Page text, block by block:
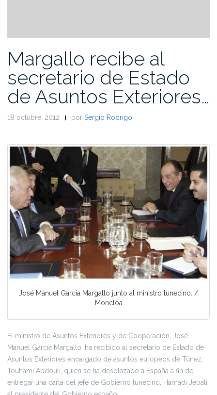
Margallo recibe al
secretario de Estado
de Asuntos Exteriores…
18 octubre, 2012 por Sergio Rodrigo
José Manuel García Margallo junto al ministro tunecino. /
Moncloa
El ministro de Asuntos Exteriores y de Cooperación, José
Manuel García Margallo, ha recibido al secretario de Estado de
Asuntos Exteriores encargado de asuntos europeos de Túnez,
Touhami Abdouli, quien se ha desplazado a España a fin de
entregar una carta del jefe de Gobierno tunecino, Hamadi Jebali,